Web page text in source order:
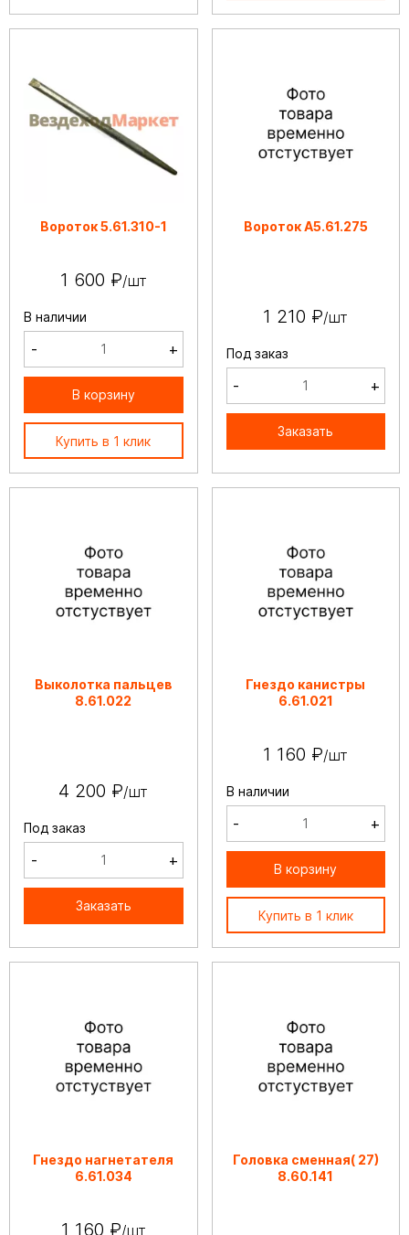
Вороток 5.61.310-1
1 600 ₽/шт
В наличии
- +
В корзину
Купить в 1 клик
Вороток А5.61.275
1 210 ₽/шт
Под заказ
- +
Заказать
Выколотка пальцев
8.61.022
4 200 ₽/шт
Под заказ
- +
Заказать
Гнездо канистры
6.61.021
1 160 ₽/шт
В наличии
- +
В корзину
Купить в 1 клик
Гнездо нагнетателя
6.61.034
1 160 ₽/шт
Головка сменная( 27)
8.60.141